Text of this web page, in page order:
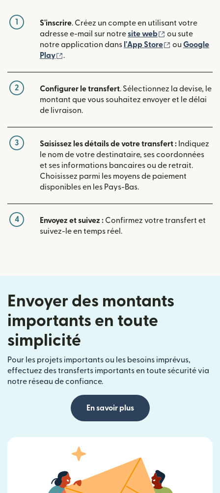
1 S'inscrire. Créez un compte en utilisant votre
adresse e-mail sur notresite web (s'ouvre dans
ou sute
notre application dans l'App Store (s'ouvre
ou Google
Play
.
2 Configurer le transfert. Sélectionnez la devise, le
montant que vous souhaitez envoyer et le délai
de livraison.
3 Saisissez les détails de votre transfert : Indiquez
le nom de votre destinataire, ses coordonnées
et ses informations bancaires ou de retrait.
Choisissez parmi les moyens de paiement
disponibles en les Pays-Bas.
4 Envoyez et suivez : Confirmez votre transfert et
suivez-le en temps réel.
Envoyer des montants
importants en toute
simplicité
Pour les projets importants ou les besoins imprévus,
effectuez des transferts importants en toute sécurité via
notre réseau de confiance.
En savoir plus